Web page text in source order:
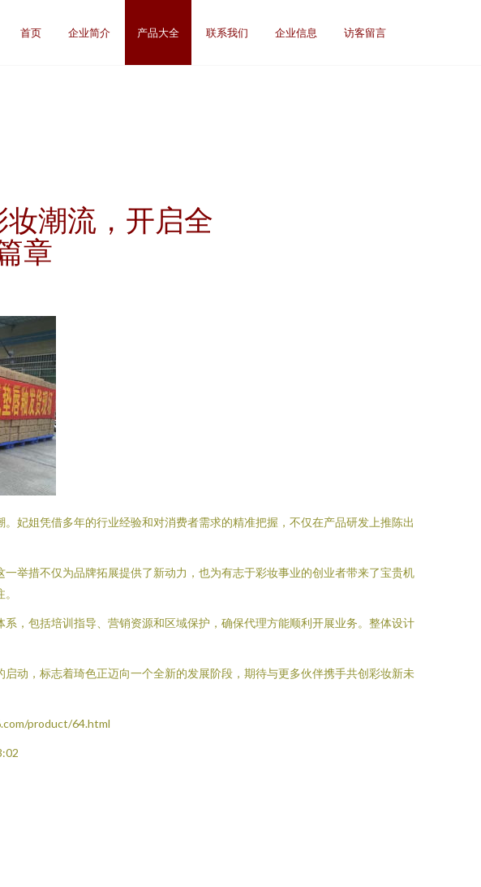
首页 企业简介 产品大全 联系我们 企业信息 访客留言
潮流，开启全
章
妃姐凭借多年的行业经验和对消费者需求的精准把握，不仅在产品研发上推陈出
举措不仅为品牌拓展提供了新动力，也为有志于彩妆事业的创业者带来了宝贵机
，包括培训指导、营销资源和区域保护，确保代理方能顺利开展业务。整体设计
动，标志着琦色正迈向一个全新的发展阶段，期待与更多伙伴携手共创彩妆新未
product/64.html